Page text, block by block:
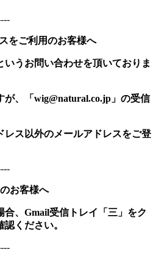
をご利用のお客様へ
いうお問い合わせを頂いておりま
が、「wig@natural.co.jp」の受信
レス以外のメールアドレスをご登
お客様へ
合、Gmail受信トレイ「三」をク
ください。